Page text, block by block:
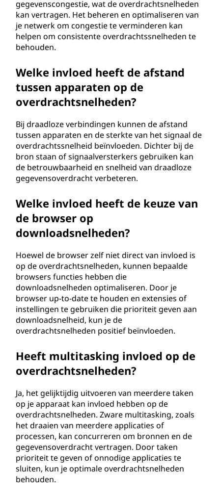
gegevenscongestie, wat de overdrachtsnelheden
kan vertragen. Het beheren en optimaliseren van
je netwerk om congestie te verminderen kan
helpen om consistente overdrachtssnelheden te
behouden.
Welke invloed heeft de afstand
tussen apparaten op de
overdrachtsnelheden?
Bij draadloze verbindingen kunnen de afstand
tussen apparaten en de sterkte van het signaal de
overdrachtssnelheid beïnvloeden. Dichter bij de
bron staan of signaalversterkers gebruiken kan
de betrouwbaarheid en snelheid van draadloze
gegevensoverdracht verbeteren.
Welke invloed heeft de keuze van
de browser op
downloadsnelheden?
Hoewel de browser zelf niet direct van invloed is
op de overdrachtsnelheden, kunnen bepaalde
browsers functies hebben die
downloadsnelheden optimaliseren. Door je
browser up-to-date te houden en extensies of
instellingen te gebruiken die prioriteit geven aan
downloadsnelheid, kun je de
overdrachtsnelheden positief beïnvloeden.
Heeft multitasking invloed op de
overdrachtsnelheden?
Ja, het gelijktijdig uitvoeren van meerdere taken
op je apparaat kan invloed hebben op de
overdrachtsnelheden. Zware multitasking, zoals
het draaien van meerdere applicaties of
processen, kan concurreren om bronnen en de
gegevensoverdracht vertragen. Door taken
prioriteit te geven of onnodige applicaties te
sluiten, kun je optimale overdrachtsnelheden
behouden.